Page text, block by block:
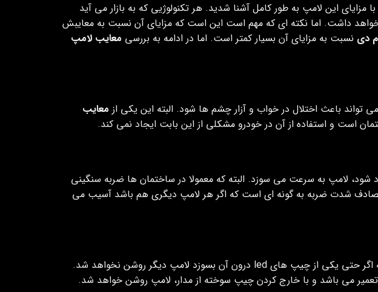
با مزایای این لامپ به طور کامل آشنا شدید. هر تکنولوژیی که به بازار می آید
خواهد داشت. اما نکته ای که مهم است این است که مزایای آن نسبت به معایبش
دی نسبت به مزایای آن بسیار کمتر است. اما در ادامه به بررسی معایب لامپ
باعث اختلال در خواب و آزار چشم ها شود. البته این یکی از معایب
است و استفاده از آن در خودرو مشکلی از این بابت ایجاد نمی کند.
شود، لامپ به سرعت می سوزد. البته که معمولا در ساختمان ها ضربه سنگینی
تصادف شدت ضربه به گونه ای است که اگر هر لامپ دیگری هم باشد آسیب می
این است که اگر حتی یکی از چیپ های led درون آن بسوزد لامپ دیگر روشن نخواهد شد.
تعمیر می باشد و با خارج کردن چیپ سوخته از مدار، لامپ روشن خواهد شد.